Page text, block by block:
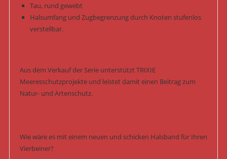
Tau, rund gewebt
Halsumfang und Zugbegrenzung durch Knoten stufenlos
verstellbar.
Aus dem Verkauf der Serie unterstützt TRIXIE
Meeresschutzprojekte und leistet damit einen Beitrag zum
Natur- und Artenschutz.
Wie wäre es mit einem neuen und schicken Halsband für Ihren
Vierbeiner?